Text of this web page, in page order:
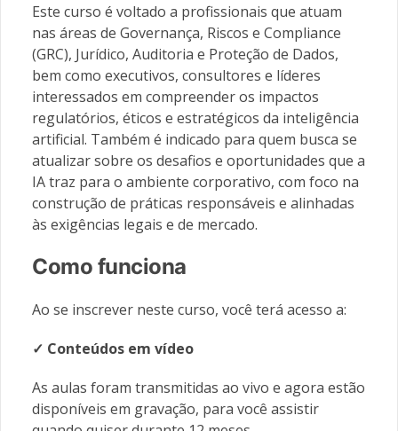
Este curso é voltado a profissionais que atuam
nas áreas de Governança, Riscos e Compliance
(GRC), Jurídico, Auditoria e Proteção de Dados,
bem como executivos, consultores e líderes
interessados em compreender os impactos
regulatórios, éticos e estratégicos da inteligência
artificial. Também é indicado para quem busca se
atualizar sobre os desafios e oportunidades que a
IA traz para o ambiente corporativo, com foco na
construção de práticas responsáveis e alinhadas
às exigências legais e de mercado.
Como funciona
Ao se inscrever neste curso, você terá acesso a:
✓ Conteúdos em vídeo
As aulas foram transmitidas ao vivo e agora estão
disponíveis em gravação, para você assistir